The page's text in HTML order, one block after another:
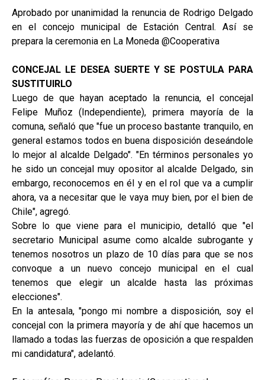
Aprobado por unanimidad la renuncia de Rodrigo Delgado
en el concejo municipal de Estación Central. Así se
prepara la ceremonia en La Moneda @Cooperativa
CONCEJAL LE DESEA SUERTE Y SE POSTULA PARA
SUSTITUIRLO
Luego de que hayan aceptado la renuncia, el concejal
Felipe Muñoz (Independiente), primera mayoría de la
comuna, señaló que "fue un proceso bastante tranquilo, en
general estamos todos en buena disposición deseándole
lo mejor al alcalde Delgado". "En términos personales yo
he sido un concejal muy opositor al alcalde Delgado, sin
embargo, reconocemos en él y en el rol que va a cumplir
ahora, va a necesitar que le vaya muy bien, por el bien de
Chile", agregó.
Sobre lo que viene para el municipio, detalló que "el
secretario Municipal asume como alcalde subrogante y
tenemos nosotros un plazo de 10 días para que se nos
convoque a un nuevo concejo municipal en el cual
tenemos que elegir un alcalde hasta las próximas
elecciones".
En la antesala, "pongo mi nombre a disposición, soy el
concejal con la primera mayoría y de ahí que hacemos un
llamado a todas las fuerzas de oposición a que respalden
mi candidatura", adelantó.